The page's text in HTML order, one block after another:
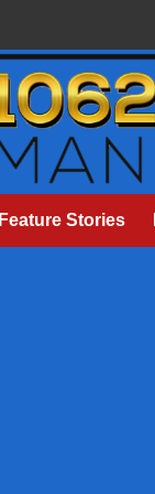
Feature Stories